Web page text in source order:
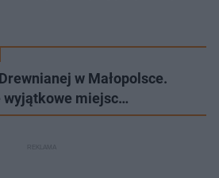
w Małopolsce.
wyjątkowe miejsc…